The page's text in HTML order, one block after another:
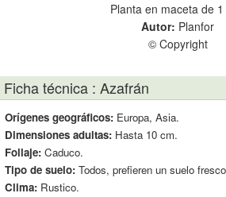
Planta en maceta de 1
Autor: Planfor
© Copyright
Ficha técnica : Azafrán
Orígenes geográficos: Europa, Asia.
Dimensiones adultas: Hasta 10 cm.
Follaje: Caduco.
Tipo de suelo: Todos, prefieren un suelo
Clima: Rustico.